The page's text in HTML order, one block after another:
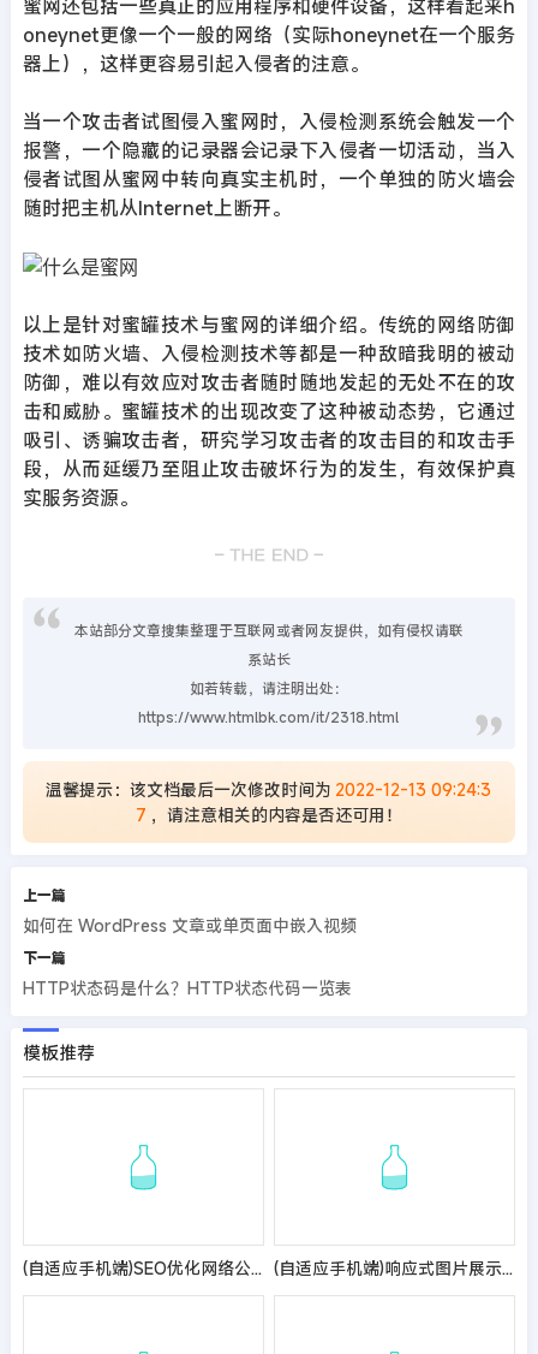
蜜网还包括一些真正的应用程序和硬件设备，这样看起来h
oneynet更像一个一般的网络（实际honeynet在一个服务
器上），这样更容易引起入侵者的注意。
当一个攻击者试图侵入蜜网时，入侵检测系统会触发一个
报警，一个隐藏的记录器会记录下入侵者一切活动，当入
侵者试图从蜜网中转向真实主机时，一个单独的防火墙会
随时把主机从Internet上断开。
以上是针对蜜罐技术与蜜网的详细介绍。传统的网络防御
技术如防火墙、入侵检测技术等都是一种敌暗我明的被动
防御，难以有效应对攻击者随时随地发起的无处不在的攻
击和威胁。蜜罐技术的出现改变了这种被动态势，它通过
吸引、诱骗攻击者，研究学习攻击者的攻击目的和攻击手
段，从而延缓乃至阻止攻击破坏行为的发生，有效保护真
实服务资源。
本站部分文章搜集整理于互联网或者网友提供，如有侵权请联
系站长
如若转载，请注明出处：
https://www.htmlbk.com/it/2318.html
温馨提示：该文档最后一次修改时间为 2022-12-13 09:24:3
7 ，请注意相关的内容是否还可用！
上一篇
如何在 WordPress 文章或单页面中嵌入视频
下一篇
HTTP状态码是什么？HTTP状态代码一览表
模板推荐
(自适应手机端)SEO优化网络公司网站模板 (自适应手机端)响应式图片展示pbootcms网站模板